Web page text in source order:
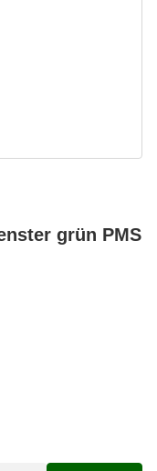
grün PMS